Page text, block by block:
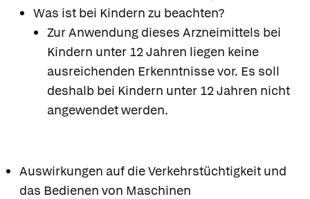
Was ist bei Kindern zu beachten?
Zur Anwendung dieses Arzneimittels bei
Kindern unter 12 Jahren liegen keine
ausreichenden Erkenntnisse vor. Es soll
deshalb bei Kindern unter 12 Jahren nicht
angewendet werden.
Auswirkungen auf die Verkehrstüchtigkeit und
das Bedienen von Maschinen